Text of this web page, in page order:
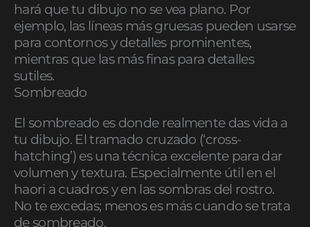
hará que tu dibujo no se vea plano. Por
ejemplo, las líneas más gruesas pueden usarse
para contornos y detalles prominentes,
mientras que las más finas para detalles
sutiles.
Sombreado
El sombreado es donde realmente das vida a
tu dibujo. El tramado cruzado (‘cross-
hatching’) es una técnica excelente para dar
volumen y textura. Especialmente útil en el
haori a cuadros y en las sombras del rostro.
No te excedas; menos es más cuando se trata
de sombreado.